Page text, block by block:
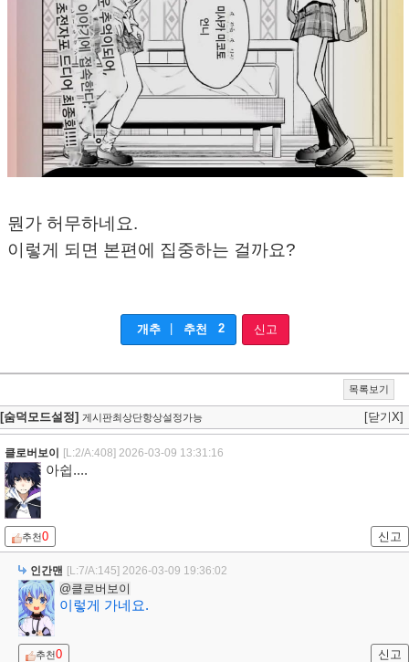
뭔가 허무하네요.
이렇게 되면 본편에 집중하는 걸까요?
개추 추천 2 신고
목록보기
[숨덕모드설정] 게시판최상단항상설정가능 [닫기X]
클로버보이 [L:2/A:408] 2026-03-09 13:31:16
아쉽....
추천0 신고
인간맨 [L:7/A:145] 2026-03-09 19:36:02
@클로버보이
이렇게 가네요.
추천0 신고